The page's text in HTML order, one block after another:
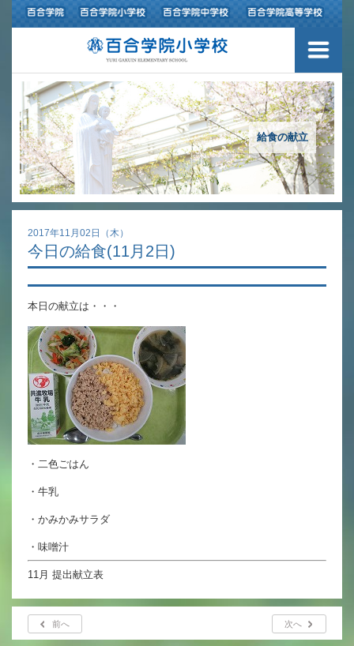
給食の献立
2017年11月02日（木）
今日の給食(11月2日)
本日の献立は・・・
・二色ごはん
・牛乳
・かみかみサラダ
・味噌汁
11月 提出献立表
前へ 次へ
３つの豊かさ・沿革
施設紹介
アクセスマップ
制服紹介
スクールバス運行
授業の特色
進路指導
英語力の向上
体育と食育
クラブ活動
All in School
学校感染症に関する 報告書・登校